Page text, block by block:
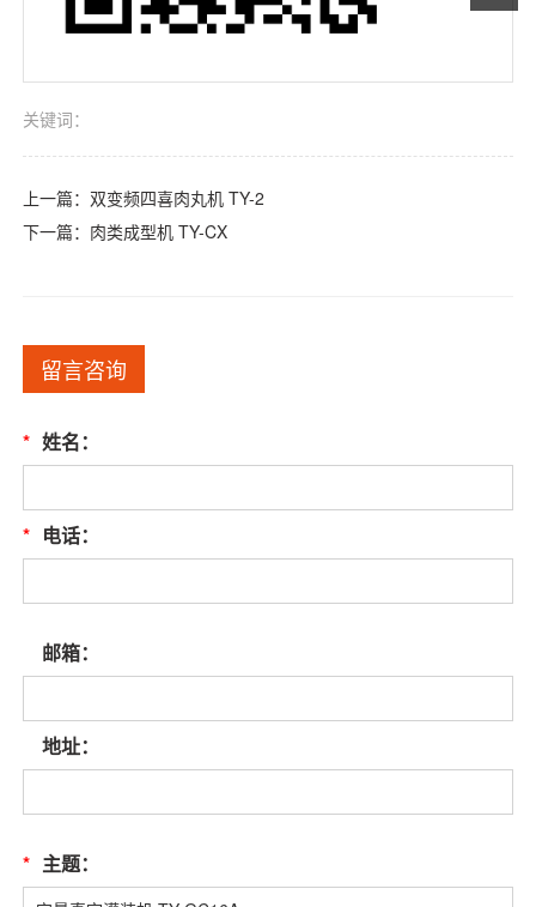
关键词：
上一篇： 双变频四喜肉丸机 TY-2
下一篇： 肉类成型机 TY-CX
留言咨询
* 姓名：
* 电话：
邮箱：
地址：
* 主题：